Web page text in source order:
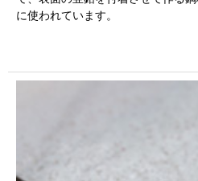
に使われています。